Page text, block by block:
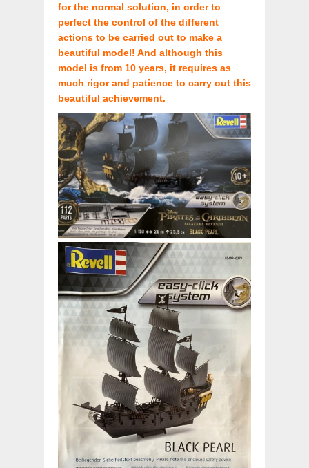
for the normal solution, in order to
perfect the control of the different
actions to be carried out to make a
beautiful model! And although this
model is from 10 years, it requires as
much rigor and patience to carry out this
beautiful achievement.